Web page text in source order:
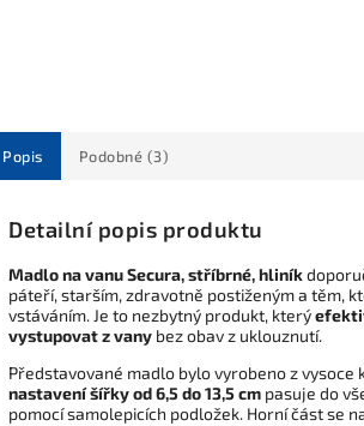
Popis Podobné (3)
Detailní popis produktu
Madlo na vanu Secura, stříbrné, hliník
páteří, starším, zdravotně postiženým a těm,
vstáváním. Je to nezbytný produkt, který
vystupovat z vany bez obav z uklouznutí.
Představované madlo bylo vyrobeno z vysoce
nastavení šířky od 6,5 do 13,5 cm pasuje do
pomocí samolepicích podložek. Horní část se